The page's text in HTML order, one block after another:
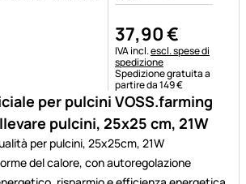
per pulcini VOSS.farming
pulcini, 25x25 cm, 21W
per pulcini, 25x25cm, 21W
del calore, con autoregolazione
37,90€
Informazioni fiscali:
IVA incl.escl. spese di
spedizione
Spedizione gratuita a
partire da 149 €